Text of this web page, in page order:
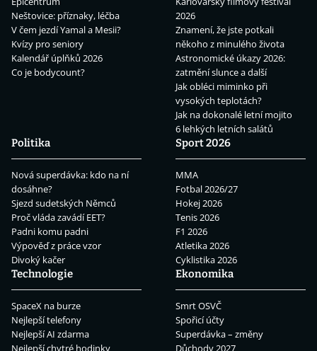
Neštovice: příznaky, léčba
V čem jezdí Yamal a Mesii?
Kvízy pro seniory
Kalendář úplňků 2026
Co je bodycount?
2026
Znamení, že jste potkali
někoho z minulého života
Astronomické úkazy 2026:
zatmění slunce a další
Jak obléci miminko při
vysokých teplotách?
Jak na dokonalé letní mojito
6 lehkých letních salátů
Politika
Nová superdávka: kdo na ní
dosáhne?
Sjezd sudetských Němců
Proč vláda zavádí EET?
Padni komu padni
Výpověď z práce vzor
Divoký kačer
Sport 2026
MMA
Fotbal 2026/27
Hokej 2026
Tenis 2026
F1 2026
Atletika 2026
Cyklistika 2026
Technologie
SpaceX na burze
Nejlepší telefony
Nejlepší AI zdarma
Nejlepší chytré hodinky
Ekonomika
Smrt OSVČ
Spořicí účty
Superdávka – změny
Důchody 2027